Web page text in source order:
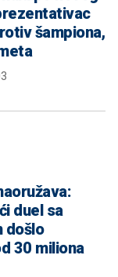
šampiona,
duel sa
došlo
30 miliona